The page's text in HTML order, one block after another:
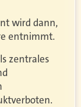
wird dann,
entnimmt.
zentrales